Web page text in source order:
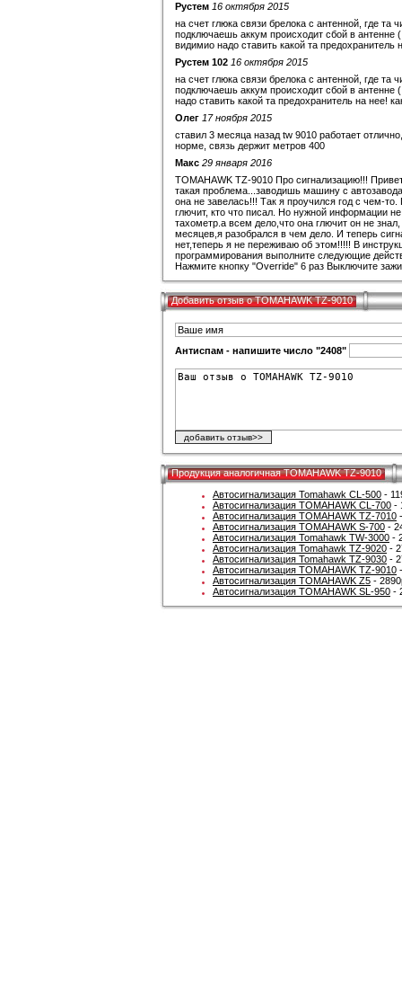
Рустем 16 октября 2015
на счет глюка связи брелока с антенной, где та
подключаешь аккум происходит сбой в антенне
видимио надо ставить какой та предохранитель
Рустем 102 16 октября 2015
на счет глюка связи брелока с антенной, где та
подключаешь аккум происходит сбой в антенне
надо ставить какой та предохранитель на нее!
Олег 17 ноября 2015
ставил 3 месяца назад tw 9010 работает
норме, связь держит метров 400
Макс 29 января 2016
TOMAHAWK TZ-9010 Про сигнализацию!!!
такая проблема...заводишь машину с
она не завелась!!! Так я проучился год с чем-
глючит, кто что писал. Но нужной информации
тахометр.а всем дело,что она глючит он не
месяцев,я разобрался в чем дело. И теперь
нет,теперь я не переживаю об этом!!!!! В
программирования выполните следующие
Нажмите кнопку "Override" 6 раз Выключите
Добавить отзыв о TOMAHAWK TZ-9010
Антиспам - напишите число "2408"
Продукция аналогичная TOMAHAWK TZ-9010
Автосигнализация Tomahawk CL-500 -
Автосигнализация TOMAHAWK CL-700 -
Автосигнализация TOMAHAWK TZ-7010
Автосигнализация TOMAHAWK S-700 -
Автосигнализация Tomahawk TW-3000 -
Автосигнализация Tomahawk TZ-9020 -
Автосигнализация Tomahawk TZ-9030 -
Автосигнализация TOMAHAWK TZ-9010
Автосигнализация TOMAHAWK Z5 -
Автосигнализация TOMAHAWK SL-950 -